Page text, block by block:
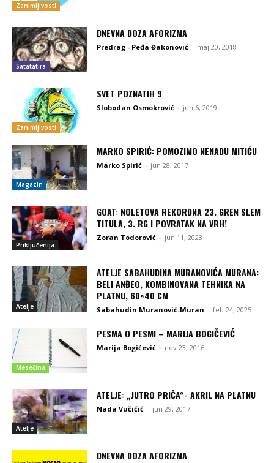
Zanimljivosti
Satatatira
DNEVNA DOZA AFORIZMA
Predrag - Peđa Đakonović - maj 20, 2018
Zanimljivosti
SVET POZNATIH 9
Slobodan Osmokrović - jun 6, 2019
Magazin
MARKO SPIRIĆ: POMOZIMO NENADU MITIĆU
Marko Spirić - jun 28, 2017
Priključenija
GOAT: NOLETOVA REKORDNA 23. GREN SLEM
TITULA, 3. RG I POVRATAK NA VRH!
Zoran Todorović - jun 11, 2023
Atelje
ATELJE SABAHUDINA MURANOVIĆA MURANA:
BELI ANĐEO, KOMBINOVANA TEHNIKA NA
PLATNU, 60×40 CM
Sabahudin Muranović-Muran - feb 24, 2025
Mesečina
PESMA O PESMI – MARIJA BOGIČEVIĆ
Marija Bogićević - nov 23, 2016
Atelje
ATELJE: „JUTRO PRIČA“- AKRIL NA PLATNU
Nada Vučičić - jun 29, 2017
DNEVNA DOZA AFORIZMA